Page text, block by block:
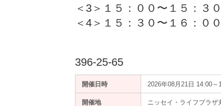
＜3＞１５：００〜１５：３
＜4＞１５：３０〜１６：０
396-25-65
開催日時 2026年08月21日 14:00
開催地 ニッセイ・ライフプラ